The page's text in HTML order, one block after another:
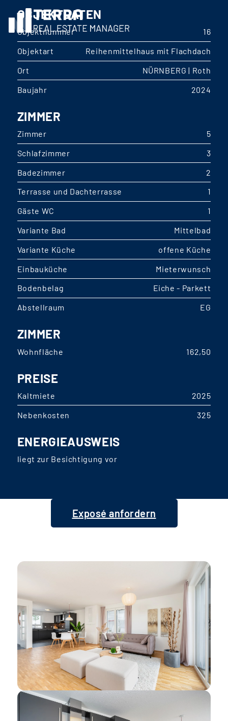
OBJEKTDATEN
Objektnummer
16
Objektart
Reihenmittelhaus mit Flachdach
Ort
NÜRNBERG | Roth
Baujahr
2024
ZIMMER
Zimmer
5
Schlafzimmer
3
Badezimmer
2
Terrasse und Dachterrasse
1
Gäste WC
1
Variante Bad
Mittelbad
Variante Küche
offene Küche
Einbauküche
Mieterwunsch
Bodenbelag
Eiche - Parkett
Abstellraum
EG
ZIMMER
Wohnfläche 162,50
PREISE
Kaltmiete
2025
Nebenkosten
325
ENERGIEAUSWEIS
liegt zur Besichtigung vor
Exposé anfordern